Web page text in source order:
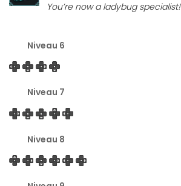
You’re now a ladybug specialist!
Niveau 6
Niveau 7
Niveau 8